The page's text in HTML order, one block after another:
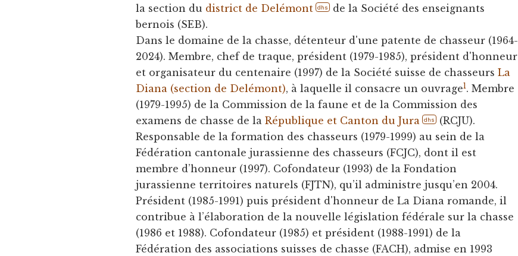
la section du district de Delémont dhs
de la Société des enseignants
bernois (SEB).
Dans le domaine de la chasse, détenteur d'une patente de chasseur (1964-
2024). Membre, chef de traque, président (1979-1985), président d'honneur
et organisateur du centenaire (1997) de la Société suisse de chasseursLa
Diana (section de Delémont), à laquelle il consacre un ouvrage1. Membre
(1979-1995) de la Commission de la faune et de la Commission des
examens de chasse de laRépublique et Canton du Jura dhs
(RCJU).
Responsable de la formation des chasseurs (1979-1999) au sein de la
Fédération cantonale jurassienne des chasseurs (FCJC), dont il est
membre d’honneur (1997). Cofondateur (1993) de la Fondation
jurassienne territoires naturels (FJTN), qu’il administre jusqu’en 2004.
Président (1985-1991) puis président d'honneur de La Diana romande, il
contribue à l’élaboration de la nouvelle législation fédérale sur la chasse
(1986 et 1988). Cofondateur (1985) et président (1988-1991) de la
Fédération des associations suisses de chasse (FACH), admise en 1993